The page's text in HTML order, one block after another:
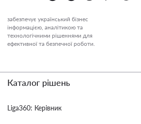
забезпечує український бізнес
інформацією, аналітикою та
технологічними рішеннями для
ефективної та безпечної роботи.
Каталог рішень
Liga360: Керівник